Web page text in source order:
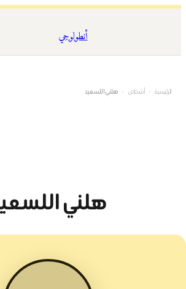
المحتوى
أنطولوجي
الرئيسية › أشخاص › هلني اللسعيد
هلني